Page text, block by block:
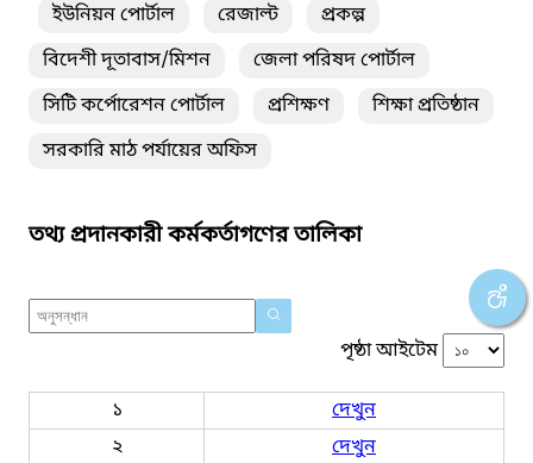
ইউনিয়ন পোর্টাল
রেজাল্ট
প্রকল্প
বিদেশী দূতাবাস/মিশন
জেলা পরিষদ পোর্টাল
সিটি কর্পোরেশন পোর্টাল
প্রশিক্ষণ
শিক্ষা প্রতিষ্ঠান
সরকারি মাঠ পর্যায়ের অফিস
তথ্য প্রদানকারী কর্মকর্তাগণের তালিকা
পৃষ্ঠা আইটেম
১
দেখুন
২
দেখুন